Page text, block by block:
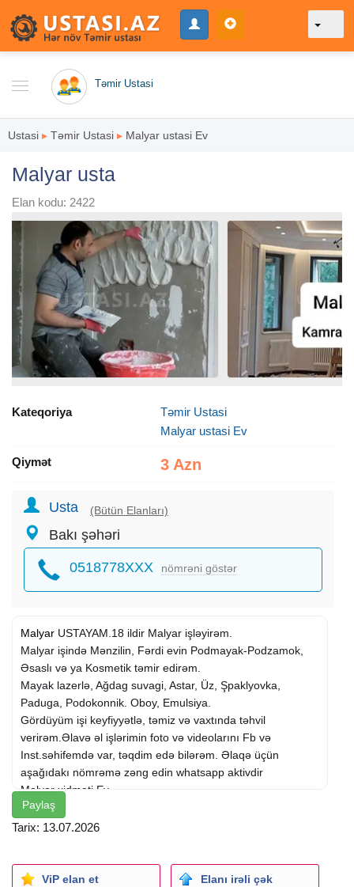
Təmir Ustasi
Ustasi ▸ Təmir Ustasi ▸ Malyar ustasi Ev
Malyar usta
Elan kodu: 2422
Kateqoriya
Təmir Ustasi
Malyar ustasi Ev
Qiymət 3 Azn
Usta (Bütün Elanları)
Bakı şəhəri
0518778XXX nömrəni göstər
Malyar USTAYAM.18 ildir Malyar işləyirəm.
Malyar işində Mənzilin, Fərdi evin Podmayak-Podzamok,
Əsaslı və ya Kosmetik təmir edirəm.
Mayak lazerlə, Ağdag suvagi, Astar, Üz, Şpaklyovka,
Paduga, Podokonnik. Oboy, Emulsiya.
Gördüyüm işi keyfiyyətlə, təmiz və vaxtında təhvil
verirəm.Əlavə əl işlərimin foto və videolarını Fb və
Inst.səhifemdə var, təqdim edə bilərəm. Əlaqə üçün
aşağıdakı nömrəmə zəng edin whatsapp aktivdir
Malyar xidməti Ev
Rəngsaz xidməti Ev
Rəngsaz usta
Paylaş
Tarix: 13.07.2026
ViP elan et Elanı irəli çək